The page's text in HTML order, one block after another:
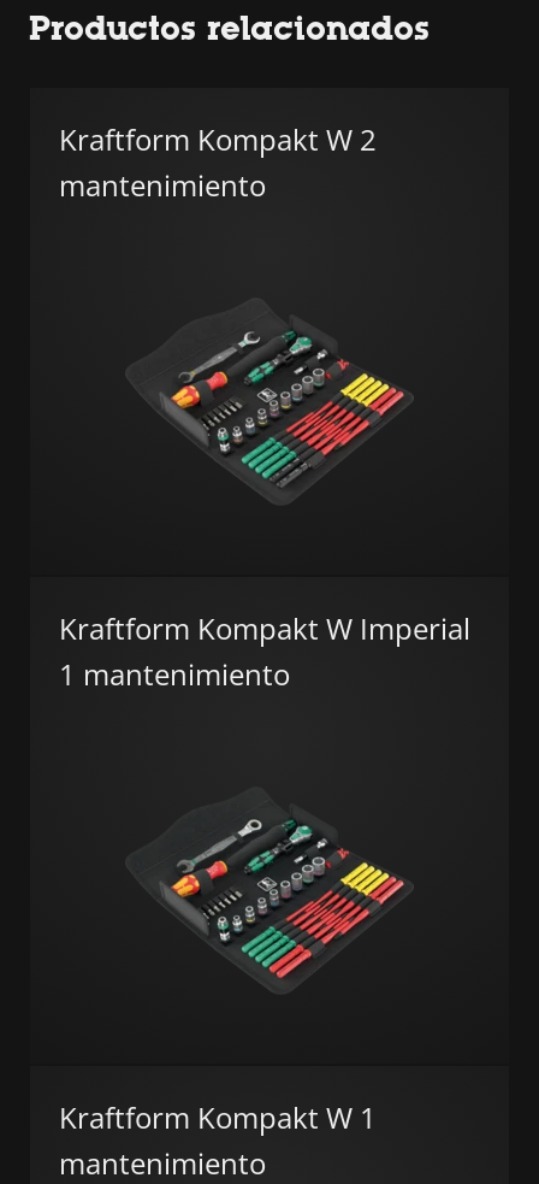
Productos relacionados
Kraftform Kompakt W 2
mantenimiento
Kraftform Kompakt W Imperial
1 mantenimiento
Kraftform Kompakt W 1
mantenimiento